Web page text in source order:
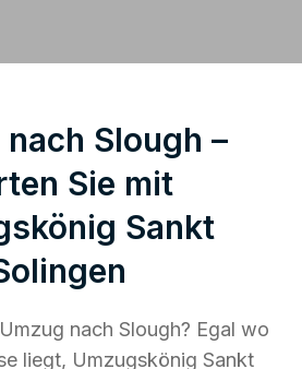
Slough –
Sie mit
Sankt
nach Slough? Egal wo
liegt, Umzugskönig Sankt